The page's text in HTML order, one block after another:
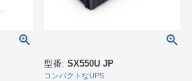
型番: SX550U JP
コンパクトなUPS